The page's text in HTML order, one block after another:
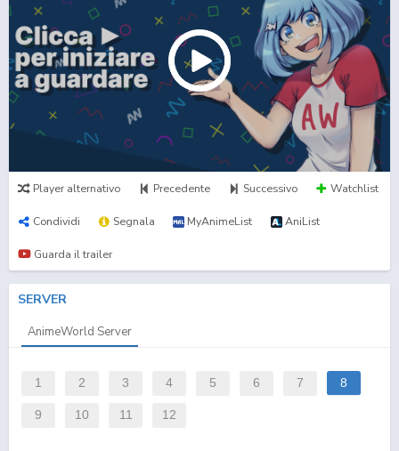
Player alternativo Precedente Successivo Watchlist
Condividi Segnala MyAnimeList AniList
Guarda il trailer
SERVER
AnimeWorld Server
1 2 3 4 5 6 7 8
9 10 11 12